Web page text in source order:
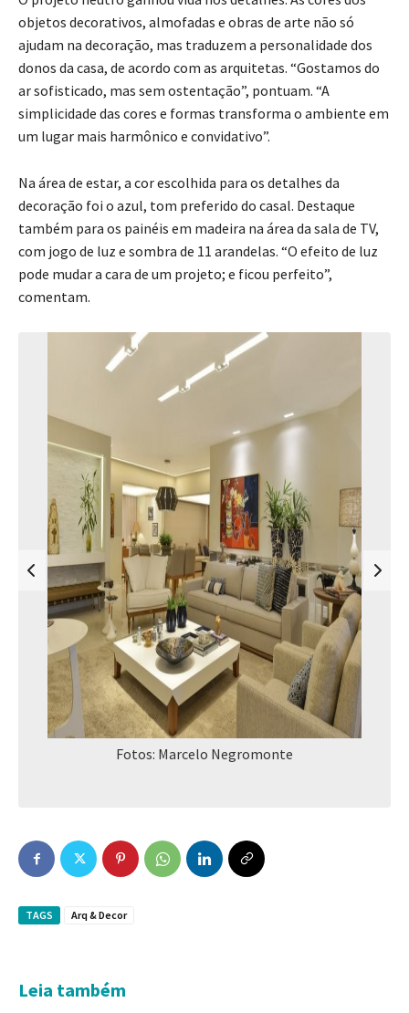
objetos decorativos, almofadas e obras de arte não só
ajudam na decoração, mas traduzem a personalidade dos
donos da casa, de acordo com as arquitetas. “Gostamos do
ar sofisticado, mas sem ostentação”, pontuam. “A
simplicidade das cores e formas transforma o ambiente em
um lugar mais harmônico e convidativo”.
Na área de estar, a cor escolhida para os detalhes da
decoração foi o azul, tom preferido do casal. Destaque
também para os painéis em madeira na área da sala de TV,
com jogo de luz e sombra de 11 arandelas. “O efeito de luz
pode mudar a cara de um projeto; e ficou perfeito”,
comentam.
Fotos: Marcelo Negromonte
TAGS Arq & Decor
Leia também